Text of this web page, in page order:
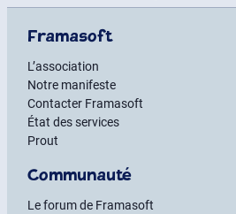
Framasoft
L’association
Notre manifeste
Contacter Framasoft
État des services
Prout
Communauté
Le forum de Framasoft